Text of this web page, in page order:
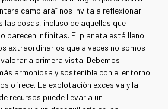
cambiará” nos invita a reflexionar
las cosas, incluso de aquellas que
parecen infinitas. El planeta está lleno
extraordinarios que a veces no somos
a primera vista. Debemos
armoniosa y sostenible con el entorno
ofrece. La explotación excesiva y la
recursos puede llevar a un